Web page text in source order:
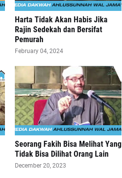
Harta Tidak Akan Habis Jika
Rajin Sedekah dan Bersifat
Pemurah
February 04, 2024
Seorang Fakih Bisa Melihat Yang
Tidak Bisa Dilihat Orang Lain
December 20, 2023